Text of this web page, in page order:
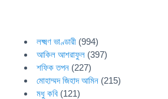
লক্ষ্মণ ভাণ্ডারী (994)
আকিল আশরাফুল (397)
শফিক তপন (227)
মোহাম্মদ জিহাদ আমিন (215)
মধু কবি (121)